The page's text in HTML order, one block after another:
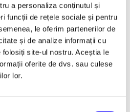
a personaliza conținutul și
funcții de rețele sociale și pentru
le oferim partenerilor de
și de analize informații cu
site-ul nostru. Aceștia le
oferite de dvs. sau culese
lor.
creativă și susținătoare, în
bucuria de a cânta, de a
o poveste prin muzică. Prin
vor lucra atât individual,
și vocea, încrederea și
autentic în fața publicului.
participanților prin: